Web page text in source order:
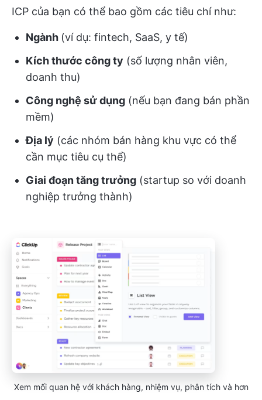
ICP của bạn có thể bao gồm các tiêu chí như:
Ngành (ví dụ: fintech, SaaS, y tế)
Kích thước công ty (số lượng nhân viên,
doanh thu)
Công nghệ sử dụng (nếu bạn đang bán phần
mềm)
Địa lý (các nhóm bán hàng khu vực có thể
cần mục tiêu cụ thể)
Giai đoạn tăng trưởng (startup so với doanh
nghiệp trưởng thành)
Xem mối quan hệ với khách hàng, nhiệm vụ, phân tích và hơn